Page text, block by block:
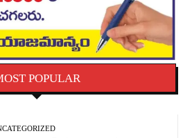
POPULAR